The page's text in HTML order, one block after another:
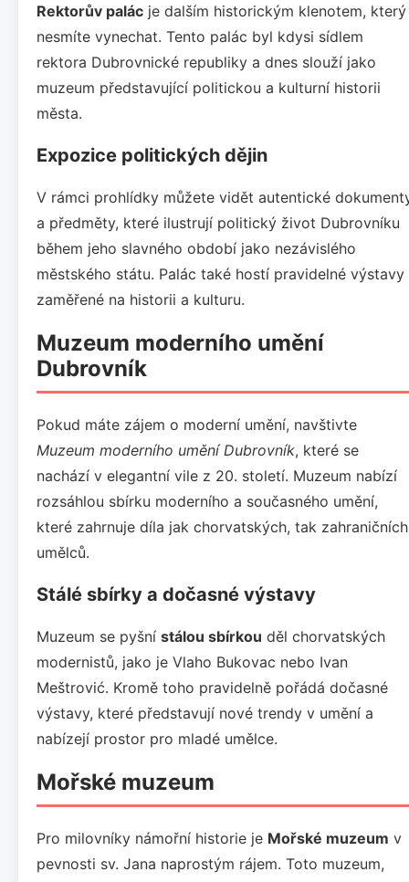
Rektorův palác je dalším historickým klenotem, který
nesmíte vynechat. Tento palác byl kdysi sídlem
rektora Dubrovnické republiky a dnes slouží jako
muzeum představující politickou a kulturní historii
města.
Expozice politických dějin
V rámci prohlídky můžete vidět autentické
a předměty, které ilustrují politický život Dubrovníku
během jeho slavného období jako nezávislého
městského státu. Palác také hostí pravidelné výstavy
zaměřené na historii a kulturu.
Muzeum moderního umění
Dubrovník
Pokud máte zájem o moderní umění, navštivte
Muzeum moderního umění Dubrovník, které se
nachází v elegantní vile z 20. století. Muzeum nabízí
rozsáhlou sbírku moderního a současného umění,
které zahrnuje díla jak chorvatských, tak zahraničních
umělců.
Stálé sbírky a dočasné výstavy
Muzeum se pyšní stálou sbírkou děl chorvatských
modernistů, jako je Vlaho Bukovac nebo Ivan
Meštrović. Kromě toho pravidelně pořádá dočasné
výstavy, které představují nové trendy v umění a
nabízejí prostor pro mladé umělce.
Mořské muzeum
Pro milovníky námořní historie je Mořské muzeum v
pevnosti sv. Jana naprostým rájem. Toto muzeum,